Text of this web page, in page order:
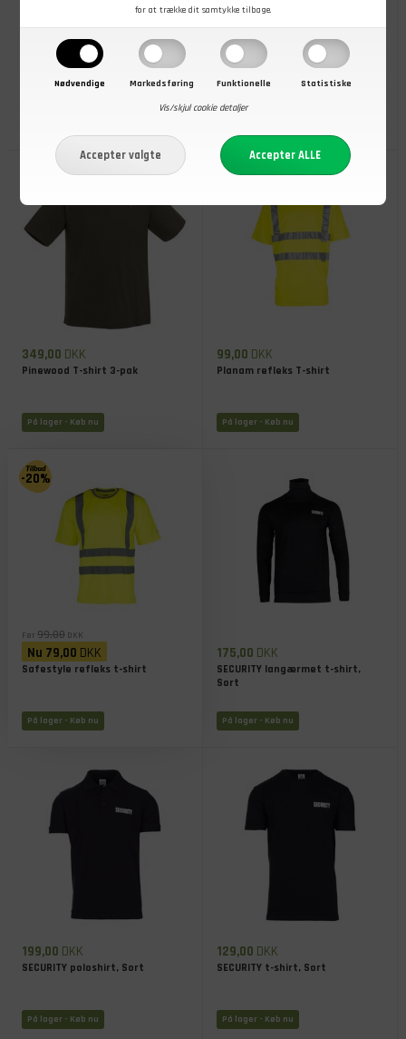
for at trække dit samtykke tilbage.
Nødvendige Markedsføring Funktionelle
Statistiske
Vis/skjul cookie detaljer
299,00 DKK
Pinewood Red Deer T-shirt, Herre
299,00 DKK
Pinewood Roe Deer T-shirt, Herre
349,00 DKK
Pinewood T-shirt 3-pak
På lager - Køb nu
99,00 DKK
Planam refleks T-shirt
På lager - Køb nu
-20%
Før 99,00 DKK
Nu 79,00 DKK
Safestyle refleks t-shirt
På lager - Køb nu
175,00 DKK
SECURITY langærmet t-shirt,
Sort
På lager - Køb nu
199,00 DKK
SECURITY poloshirt, Sort
På lager - Køb nu
129,00 DKK
SECURITY t-shirt, Sort
På lager - Køb nu